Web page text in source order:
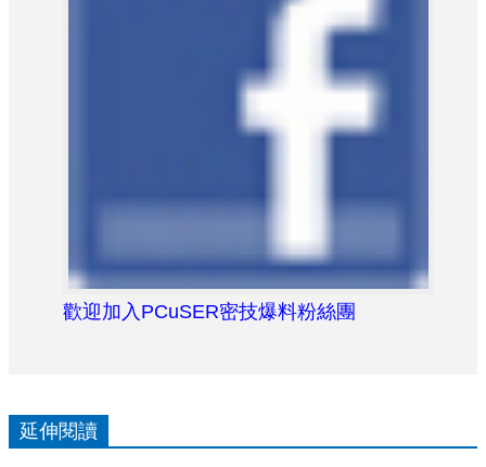
歡迎加入PCuSER密技爆料粉絲團
延伸閱讀